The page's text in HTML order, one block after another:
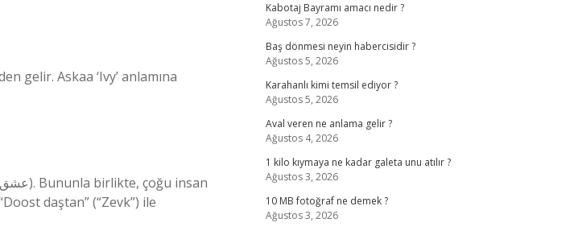
gelir. Askaa ‘Ivy’ anlamına
daştan” (“Zevk”) ile
Kabotaj Bayramı amacı nedir ?
Ağustos 7, 2026
Baş dönmesi neyin habercisidir ?
Ağustos 5, 2026
Karahanlı kimi temsil ediyor ?
Ağustos 5, 2026
Aval veren ne anlama gelir ?
Ağustos 4, 2026
1 kilo kıymaya ne kadar galeta unu atılır ?
Ağustos 3, 2026
10 MB fotoğraf ne demek ?
Ağustos 3, 2026